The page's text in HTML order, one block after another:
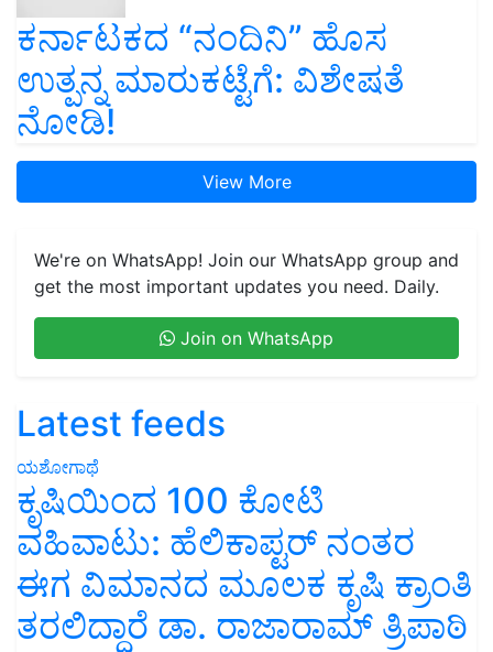
ಕರ್ನಾಟಕದ “ನಂದಿನಿ” ಹೊಸ
ಉತ್ಪನ್ನ ಮಾರುಕಟ್ಟೆಗೆ: ವಿಶೇಷತೆ
ನೋಡಿ!
View More
We're on WhatsApp! Join our WhatsApp group and
get the most important updates you need. Daily.
Join on WhatsApp
Latest feeds
ಯಶೋಗಾಥೆ
ಕೃಷಿಯಿಂದ 100 ಕೋಟಿ
ವಹಿವಾಟು: ಹೆಲಿಕಾಪ್ಟರ್ ನಂತರ
ಈಗ ವಿಮಾನದ ಮೂಲಕ ಕೃಷಿ ಕ್ರಾಂತಿ
ತರಲಿದ್ದಾರೆ ಡಾ. ರಾಜಾರಾಮ್ ತ್ರಿಪಾಠಿ